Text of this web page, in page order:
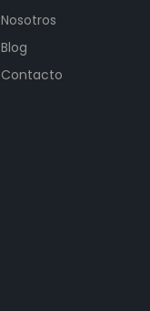
Nosotros
Blog
Contacto